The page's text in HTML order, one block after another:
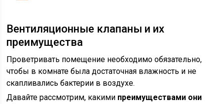
Вентиляционные клапаны и их
преимущества
Проветривать помещение необходимо обязательно,
чтобы в комнате была достаточная влажность и не
скапливались бактерии в воздухе.
Давайте рассмотрим, какими преимуществами они